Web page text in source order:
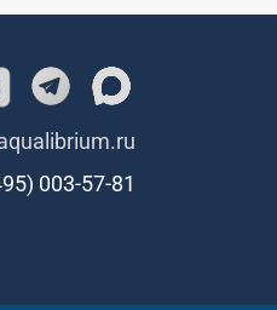
003-57-81